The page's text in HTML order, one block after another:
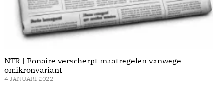
NTR | Bonaire verscherpt maatregelen vanwege
omikronvariant
4 JANUARI 2022